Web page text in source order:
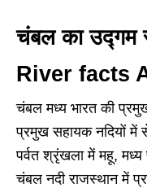
चंबल का उद्गम
River facts
चंबल मध्य भारत की
प्रमुख सहायक नदियों में
पर्वत श्रृंखला में महू,
चंबल नदी राजस्थान में